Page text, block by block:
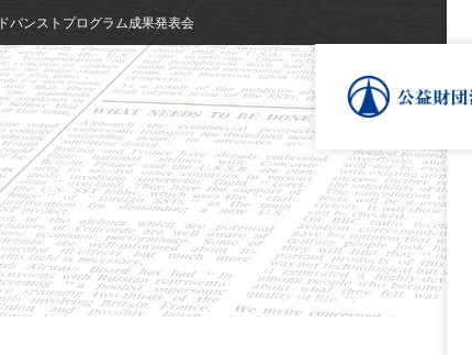
バンストプログラム成果発表会